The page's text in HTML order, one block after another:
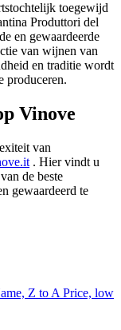
toegewijd
Produttori del
en gewaardeerde
van wijnen van
en traditie wordt
produceren.
Vinove
van
. Hier vindt u
de beste
gewaardeerd te
Z to A Price, low